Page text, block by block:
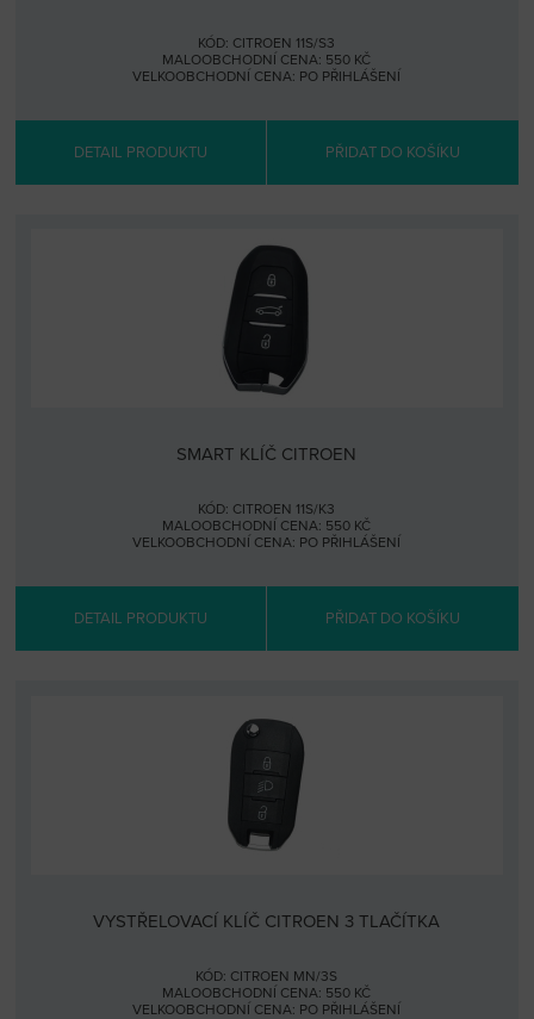
KÓD: CITROEN 11S/S3
MALOOBCHODNÍ CENA: 550 KČ
VELKOOBCHODNÍ CENA: PO PŘIHLÁŠENÍ
DETAIL PRODUKTU PŘIDAT DO KOŠÍKU
SMART KLÍČ CITROEN
KÓD: CITROEN 11S/K3
MALOOBCHODNÍ CENA: 550 KČ
VELKOOBCHODNÍ CENA: PO PŘIHLÁŠENÍ
DETAIL PRODUKTU PŘIDAT DO KOŠÍKU
VYSTŘELOVACÍ KLÍČ CITROEN 3 TLAČÍTKA
KÓD: CITROEN MN/3S
MALOOBCHODNÍ CENA: 550 KČ
VELKOOBCHODNÍ CENA: PO PŘIHLÁŠENÍ